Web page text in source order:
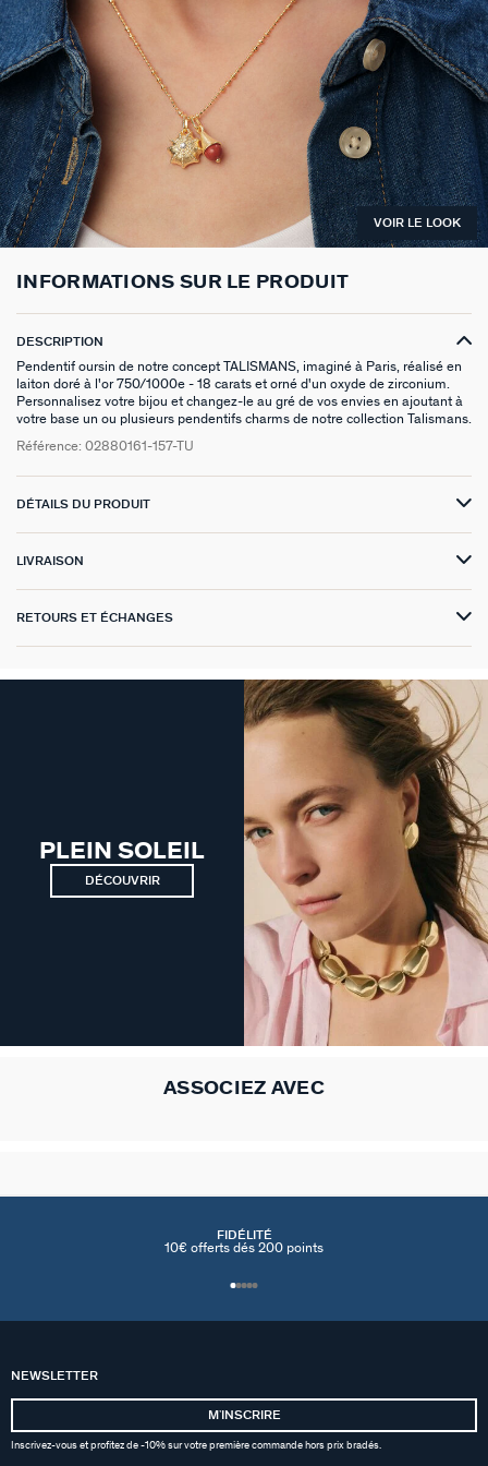
BOUCLES D'OREILLES À L'UNITÉ
BOUCLES D'OREILLES CLIPS
SET DE 3
BOUCLES D'OREILLES ARGENTÉES
BOUCLES D'OREILLES DORÉES
EARCUFFS
SAUTOIRS
PENDENTIFS
COLLIERS DORÉS
COLLIERS ARGENTÉS
COLLIERS À COMPOSER
MANCHETTES
BRACELETS À COMPOSER
MONTRES
CHAÎNES DE CHEVILLE
BRACELETS DORÉS
BRACELETS ARGENTÉS
BAGUES ARGENTÉES
CHEVALIÈRES
ZODIAQUE
PAMPILLES CRÉOLES
BOUCLES D'OREILLES COMPATIBLES
BRACELETS COMPATIBLES
COLLIERS COMPATIBLES
NOS LOOKS
SET DE 3
PIERCINGS DORÉS
PIERCINGS ARGENTÉS
NOS LOOKS
FOULARDS
CEINTURES
PORTE CLÉS
ARGENT SIGNATURE
MADELEINE
TALISMANS
SACRE COEUR
ODÉON
CANDY
SAINT HONORÉ
PALAIS ROYAL
SUR LA PEAU
MY AGATHA CLUB
NOUS REJOINDRE
NOUS CONTACTER
FAQ
VOIR LE LOOK
INFORMATIONS SUR LE PRODUIT
DESCRIPTION
Pendentif oursin de notre concept TALISMANS, imaginé à Paris, réalisé en
laiton doré à l'or 750/1000e - 18 carats et orné d'un oxyde de zirconium.
Personnalisez votre bijou et changez-le au gré de vos envies en ajoutant à
votre base un ou plusieurs pendentifs charms de notre collection Talismans.
Référence: 02880161-157-TU
DÉTAILS DU PRODUIT
LIVRAISON
RETOURS ET ÉCHANGES
PLEIN SOLEIL
DÉCOUVRIR
ASSOCIEZ AVEC
FIDÉLITÉ
10€ offerts dés 200 points
NEWSLETTER
MʼINSCRIRE
Inscrivez-vous et profitez de -10% sur votre première commande hors prix bradés.